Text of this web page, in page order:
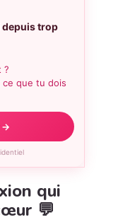
depuis trop
?
que tu dois
→
qui
💬